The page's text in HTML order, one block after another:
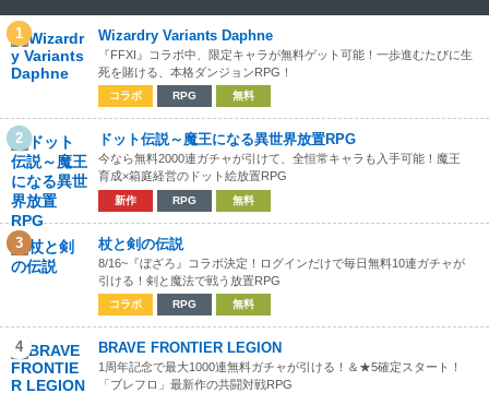
1 Wizardry Variants Daphne
『FFXI』コラボ中、限定キャラが無料ゲット可能！一歩進むたびに生
死を賭ける、本格ダンジョンRPG！
コラボ RPG 無料
2 ドット伝説～魔王になる異世界放置RPG
今なら無料2000連ガチャが引けて、全恒常キャラも入手可能！魔王
育成×箱庭経営のドット絵放置RPG
新作 RPG 無料
3 杖と剣の伝説
8/16~『ぼざろ』コラボ決定！ログインだけで毎日無料10連ガチャが
引ける！剣と魔法で戦う放置RPG
コラボ RPG 無料
4 BRAVE FRONTIER LEGION
1周年記念で最大1000連無料ガチャが引ける！＆★5確定スタート！
「ブレフロ」最新作の共闘対戦RPG